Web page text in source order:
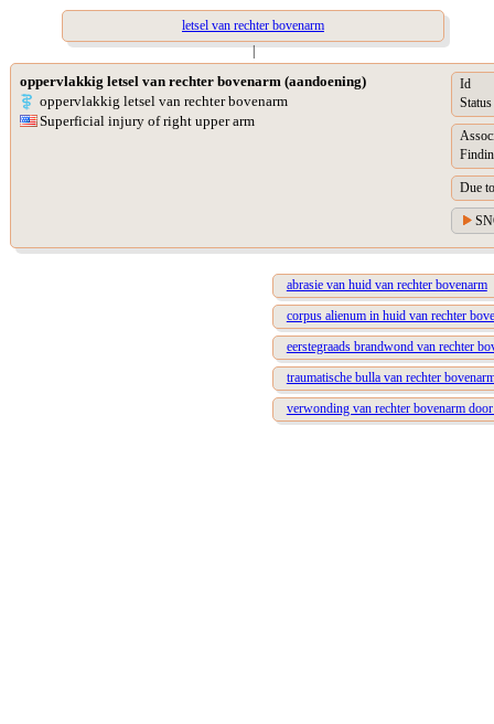
letsel van rechter bovenarm
|
oppervlakkig letsel van rechter bovenarm (aandoening)
oppervlakkig letsel van rechter bovenarm
Superficial injury of right upper arm
Id
Status
Due to
abrasie van huid van rechter bovenarm
corpus alienum in huid van rechter
eerstegraads brandwond van rechter
traumatische bulla van rechter
verwonding van rechter bovenarm